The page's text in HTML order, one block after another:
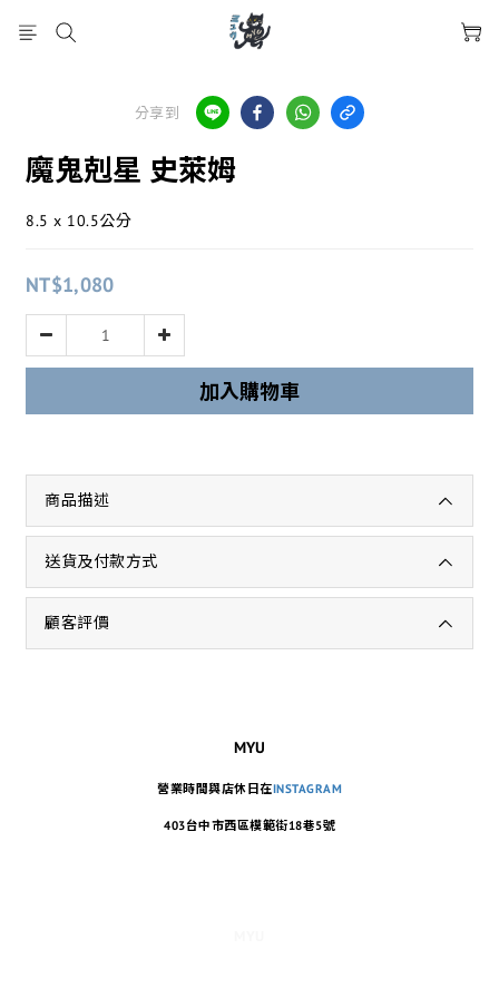
分享到
魔鬼剋星 史萊姆
8.5 x 10.5公分
NT$1,080
加入購物車
商品描述
送貨及付款方式
顧客評價
MYU
營業時間與店休日在INSTAGRAM
403台中市西區模範街18巷5號